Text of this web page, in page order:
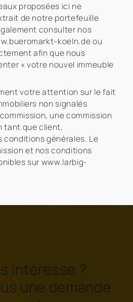
proposées ici ne
de notre portefeuille
consulter nos
koeln.de ou
afin que nous
« votre nouvel immeuble
votre attention sur le fait
non signalés
une commission
tant que client,
conditions générales. Le
et nos conditions
sur www.larbig-
intéresse ?
une demande